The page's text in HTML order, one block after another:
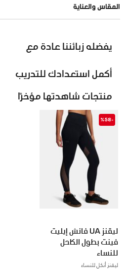
المقاس والعناية
يفضله زبائننا عادة مع
أكمل استعدادك للتدريب
منتجات شاهدتها مؤخرًا
-%58
ليقنز UA فانش إيليت
فينت بطول الكاحل
للنساء
ليقنز أنكل للنساء